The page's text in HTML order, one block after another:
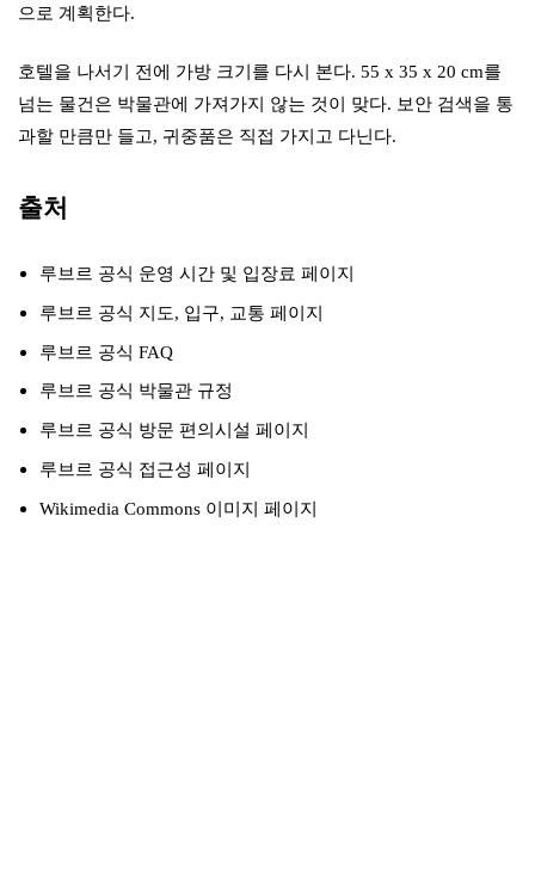
으로 계획한다.
호텔을 나서기 전에 가방 크기를 다시 본다. 55 x 35 x 20 cm를
넘는 물건은 박물관에 가져가지 않는 것이 맞다. 보안 검색을 통
과할 만큼만 들고, 귀중품은 직접 가지고 다닌다.
출처
루브르 공식 운영 시간 및 입장료 페이지
루브르 공식 지도, 입구, 교통 페이지
루브르 공식 FAQ
루브르 공식 박물관 규정
루브르 공식 방문 편의시설 페이지
루브르 공식 접근성 페이지
Wikimedia Commons 이미지 페이지